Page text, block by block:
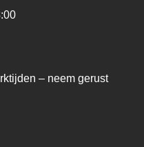
– neem gerust